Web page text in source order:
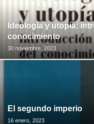
Ideología y utopía:
conocimiento
30 noviembre, 2023
El segundo imperio
16 enero, 2023